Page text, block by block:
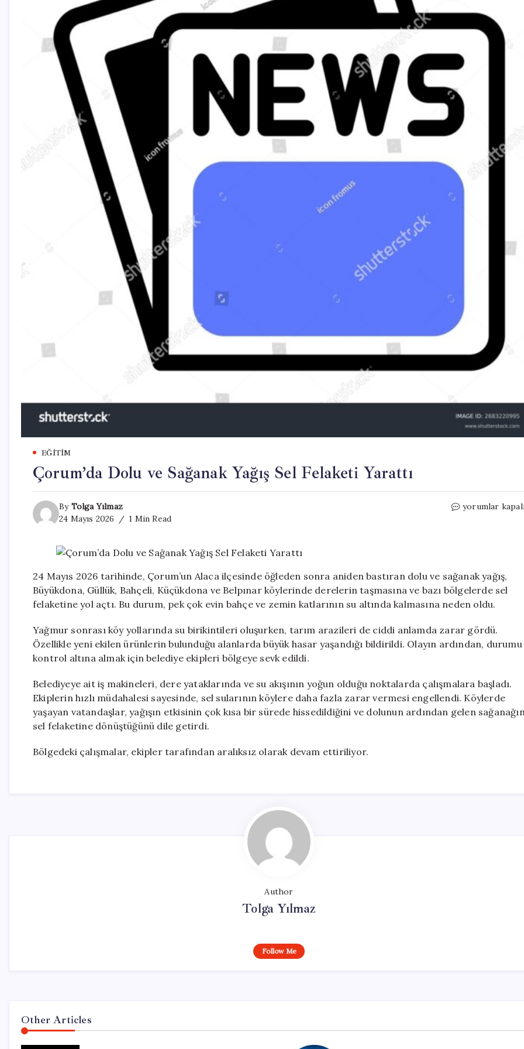
EĞITIM
Çorum’da Dolu ve Sağanak Yağış Sel Felaketi Yarattı
By Tolga Yılmaz
24 Mayıs 2026
1 Min Read
Çorum’da
Felaketi
Yarattı
için
yorumlar
24 Mayıs 2026 tarihinde, Çorum’un Alaca ilçesinde öğleden sonra aniden bastıran dolu ve sağanak yağış,
Büyükdona, Güllük, Bahçeli, Küçükdona ve Belpınar köylerinde derelerin taşmasına ve bazı bölgelerde sel
felaketine yol açtı. Bu durum, pek çok evin bahçe ve zemin katlarının su altında kalmasına neden oldu.
Yağmur sonrası köy yollarında su birikintileri oluşurken, tarım arazileri de ciddi anlamda zarar gördü.
Özellikle yeni ekilen ürünlerin bulunduğu alanlarda büyük hasar yaşandığı bildirildi. Olayın ardından, durumu
kontrol altına almak için belediye ekipleri bölgeye sevk edildi.
Belediyeye ait iş makineleri, dere yataklarında ve su akışının yoğun olduğu noktalarda çalışmalara başladı.
Ekiplerin hızlı müdahalesi sayesinde, sel sularının köylere daha fazla zarar vermesi engellendi. Köylerde
yaşayan vatandaşlar, yağışın etkisinin çok kısa bir sürede hissedildiğini ve dolunun ardından gelen
sel felaketine dönüştüğünü dile getirdi.
Bölgedeki çalışmalar, ekipler tarafından aralıksız olarak devam ettiriliyor.
Author
Tolga Yılmaz
Follow Me
Other Articles